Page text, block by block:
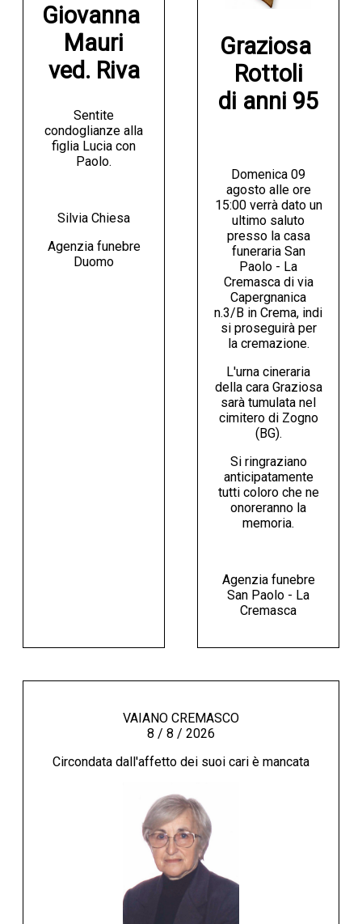
Giovanna
Mauri
ved. Riva
Sentite
condoglianze alla
figlia Lucia con
Paolo.
Silvia Chiesa
Agenzia funebre
Duomo
Graziosa
Rottoli
di anni 95
Domenica 09
agosto alle ore
15:00 verrà dato un
ultimo saluto
presso la casa
funeraria San
Paolo - La
Cremasca di via
Capergnanica
n.3/B in Crema, indi
si proseguirà per
la cremazione.
L'urna cineraria
della cara Graziosa
sarà tumulata nel
cimitero di Zogno
(BG).
Si ringraziano
anticipatamente
tutti coloro che ne
onoreranno la
memoria.
Agenzia funebre
San Paolo - La
Cremasca
VAIANO CREMASCO
8 / 8 / 2026
Circondata dall'affetto dei suoi cari è mancata